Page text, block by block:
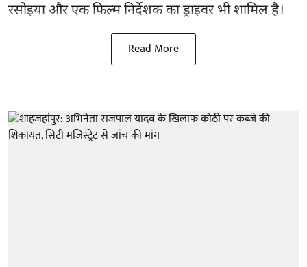
रसोइया और एक फिल्म निर्देशक का ड्राइवर भी शामिल है।
Read More